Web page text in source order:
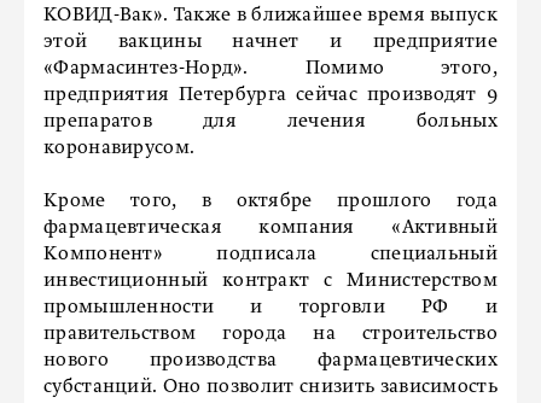
КОВИД-Вак». Также в ближайшее время выпуск
этой вакцины начнет и предприятие
«Фармасинтез-Норд». Помимо этого,
предприятия Петербурга сейчас производят 9
препаратов для лечения больных
коронавирусом.
Кроме того, в октябре прошлого года
фармацевтическая компания «Активный
Компонент» подписала специальный
инвестиционный контракт с Министерством
промышленности и торговли РФ и
правительством города на строительство
нового производства фармацевтических
субстанций. Оно позволит снизить зависимость